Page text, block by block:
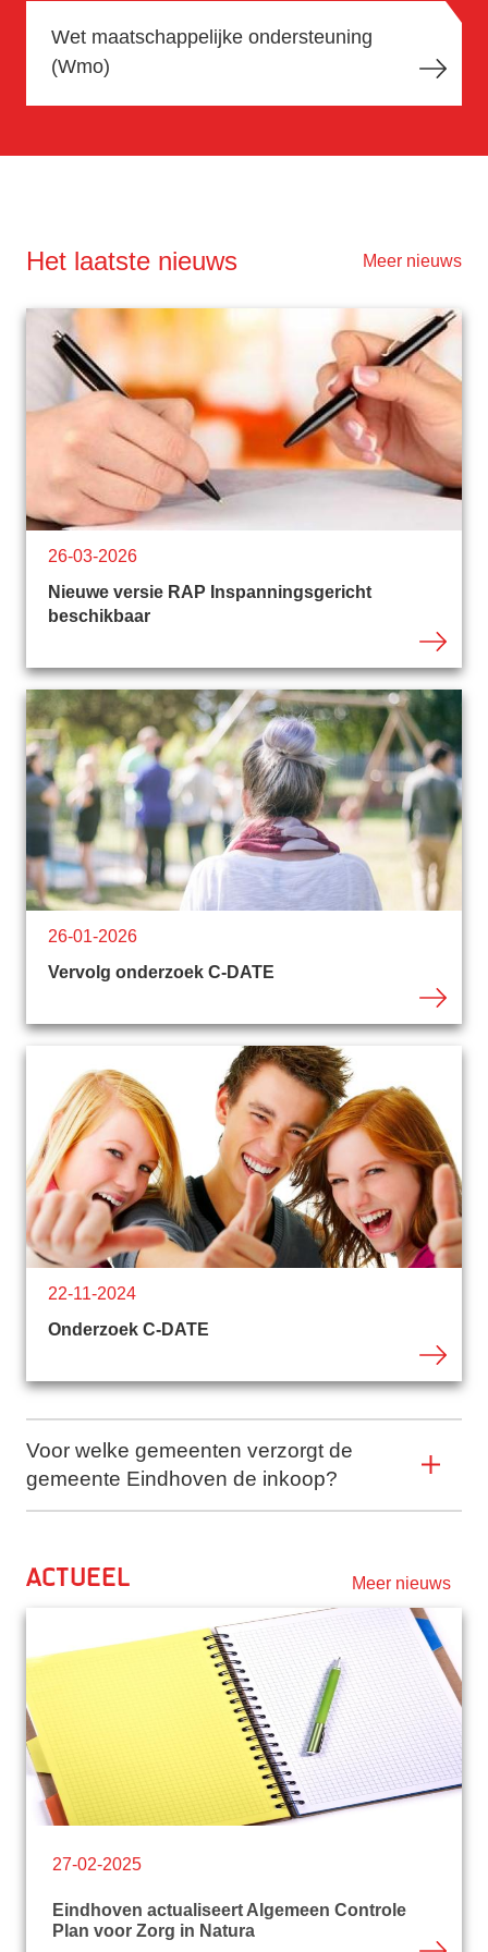
Wet maatschappelijke ondersteuning
(Wmo)
Het laatste nieuws Meer nieuws
Nieuwe versie RAP Inspanningsgericht
beschikbaar
26-03-2026
Vervolg onderzoek C-DATE
26-01-2026
Onderzoek C-DATE
22-11-2024
Voor welke gemeenten verzorgt de
gemeente Eindhoven de inkoop?
Actueel Meer nieuws
Eindhoven actualiseert Algemeen Controle
Plan voor Zorg in Natura
27-02-2025